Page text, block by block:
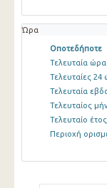
Ώρα
Οποτεδήποτε
Τελευταία ώρα
Τελευταίες 24
Τελευταία
Τελευταίος
Τελευταίο έτος
Περιοχή